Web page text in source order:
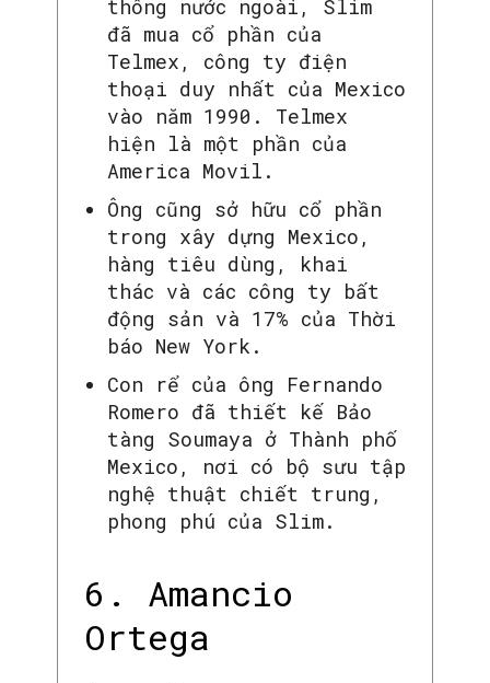
thông nước ngoài, Slim
đã mua cổ phần của
Telmex, công ty điện
thoại duy nhất của Mexico
vào năm 1990. Telmex
hiện là một phần của
America Movil.
Ông cũng sở hữu cổ phần
trong xây dựng Mexico,
hàng tiêu dùng, khai
thác và các công ty bất
động sản và 17% của Thời
báo New York.
Con rể của ông Fernando
Romero đã thiết kế Bảo
tàng Soumaya ở Thành phố
Mexico, nơi có bộ sưu tập
nghệ thuật chiết trung,
phong phú của Slim.
6. Amancio
Ortega